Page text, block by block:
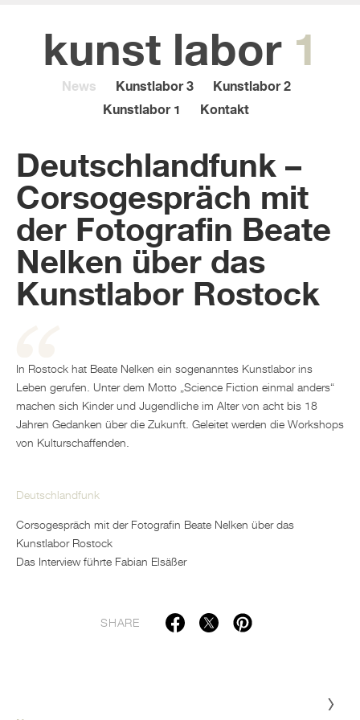
kunstlabor 1
News Kunstlabor 3
Kunstlabor 2
Kunstlabor 1
Kontakt
Deutschlandfunk –
Corsogespräch mit
der Fotografin Beate
Nelken über das
Kunstlabor Rostock
In Rostock hat Beate Nelken ein sogenanntes Kunstlabor ins
Leben gerufen. Unter dem Motto „Science Fiction einmal anders“
machen sich Kinder und Jugendliche im Alter von acht bis 18
Jahren Gedanken über die Zukunft. Geleitet werden die Workshops
von Kulturschaffenden.
Deutschlandfunk
Corsogespräch mit der Fotografin Beate Nelken über das
Kunstlabor Rostock
Das Interview führte Fabian Elsäßer
SHARE